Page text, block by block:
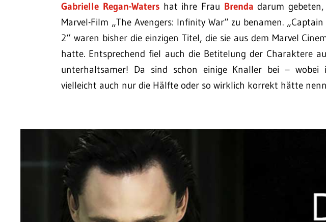
Gabrielle Regan-Watershat ihre Frau Brenda darum
Marvel-Film „The Avengers: Infinity War“ zu benamen.
2“ waren bisher die einzigen Titel, die sie aus dem Marvel
hatte. Entsprechend fiel auch die Betitelung der Charaktere
unterhaltsamer! Da sind schon einige Knaller bei – wobei
vielleicht auch nur die Hälfte oder so wirklich korrekt hätte